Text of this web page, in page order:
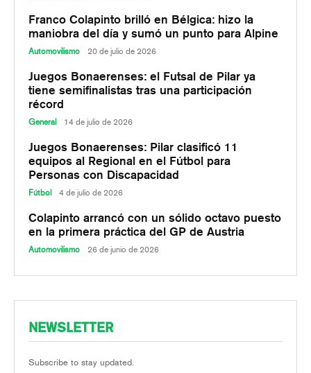
Franco Colapinto brilló en Bélgica: hizo la
maniobra del día y sumó un punto para Alpine
Automovilismo 20 de julio de 2026
Juegos Bonaerenses: el Futsal de Pilar ya
tiene semifinalistas tras una participación
récord
General 14 de julio de 2026
Juegos Bonaerenses: Pilar clasificó 11
equipos al Regional en el Fútbol para
Personas con Discapacidad
Fútbol 4 de julio de 2026
Colapinto arrancó con un sólido octavo puesto
en la primera práctica del GP de Austria
Automovilismo 26 de junio de 2026
NEWSLETTER
Subscribe to stay updated.